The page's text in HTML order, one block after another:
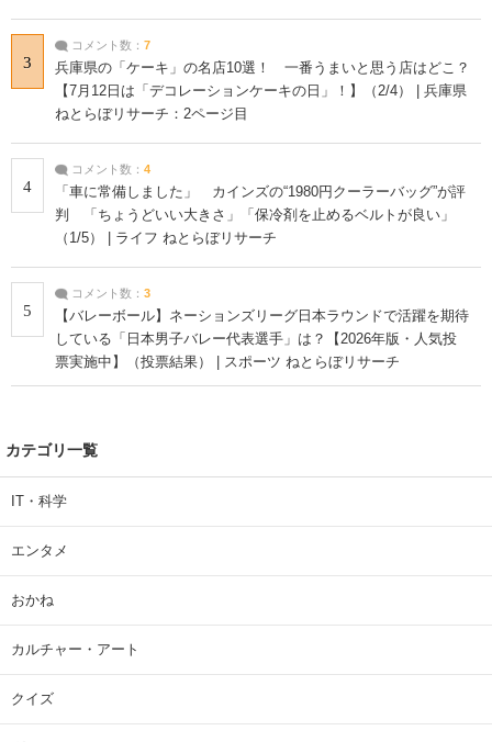
3
コメント数： 7
兵庫県の「ケーキ」の名店10選！ 一番うまいと思う店はどこ？
【7月12日は「デコレーションケーキの日」！】（2/4） | 兵庫県
ねとらぼリサーチ：2ページ目
4
コメント数： 4
「車に常備しました」 カインズの“1980円クーラーバッグ”が評
判 「ちょうどいい大きさ」「保冷剤を止めるベルトが良い」
（1/5） | ライフ ねとらぼリサーチ
5
コメント数： 3
【バレーボール】ネーションズリーグ日本ラウンドで活躍を期待
している「日本男子バレー代表選手」は？【2026年版・人気投
票実施中】（投票結果） | スポーツ ねとらぼリサーチ
カテゴリ一覧
IT・科学
エンタメ
おかね
カルチャー・アート
クイズ